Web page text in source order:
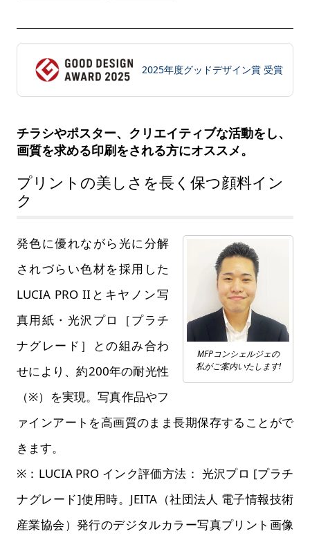
2025年度グッドデザイン賞 受賞
チラシやポスター、クリエイティブな活動をし、
画質を求める印刷をされる方にオススメ。
プリントの美しさを長く保つ顔料イン
ク
MFPコンシェルジェの
私がご案内いたします!
発色に優れながら光に分解
されづらい色材を採用した
LUCIA PRO IIとキヤノン写
真用紙・光沢プロ［プラチ
ナグレード］との組み合わ
せにより、約200年の耐光性
（※）を実現。写真作品やフ
ァインアートを高画質のまま長期保存することがで
きます。
※：LUCIA PRO インク評価方法： 光沢プロ [プラチ
ナグレード]使用時。JEITA（社団法人 電子情報技術
産業協会）発行のデジタルカラー写真プリント画像